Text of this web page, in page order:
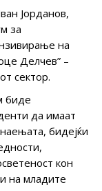
Јорданов,
за
на
Делчев” –
сектор.
биде
да имаат
бидејќи
кон
на младите